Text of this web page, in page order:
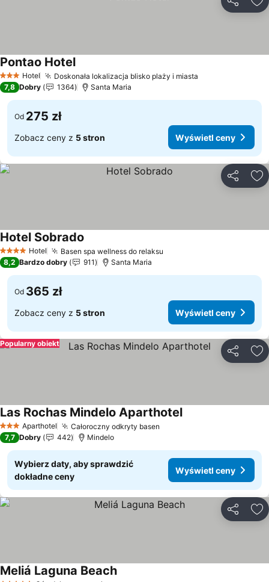
3 Kategoria
Hotel Doskonała lokalizacja blisko plaży i miasta
Pontao HotelWyświetl ceny
7,8 Dobry 1364 Santa Maria
Od 275 zł
Zobacz ceny z 5 stron Wyświetl ceny
4 KategoriaHotel Basen spa wellness do relaksu
Hotel Sobrado
8,2 Bardzo dobry 911 Santa Maria
Od 365 zł
Zobacz ceny z 5 stron Wyświetl ceny
Popularny obiekt
3 KategoriaAparthotel Całoroczny odkryty basen
Las Rochas Mindelo AparthotelWyświetl ceny
7,7 Dobry 442 Mindelo
Wybierz daty, aby sprawdzić
dokładne ceny
Wyświetl ceny
Meliá Laguna BeachWyświetl ceny